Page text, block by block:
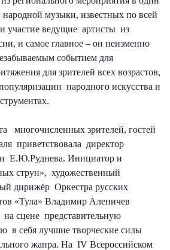
музыки, известных по всей
участие ведущие артисты из
и самое главное – он неизменно
событием для
для зрителей всех возрастов,
народного искусства и
многочисленных зрителей, гостей
приветствовала директор
Е.Ю.Руднева. Инициатор и
струн», художественный
дирижёр Оркестра русских
«Тула» Владимир Аленичев
сцене представительную
в себя лучшие творческие силы
жанра. На IV Всероссийском